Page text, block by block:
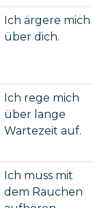
Ich ärgere mich
über dich.
Ich rege mich
über lange
Wartezeit auf.
Ich muss mit
dem Rauchen